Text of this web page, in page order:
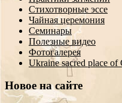
Стихотворные эссе
Чайная церемония
Семинары
Полезные видео
Фотогалерея
Ukraine sacred place of
Новое на сайте